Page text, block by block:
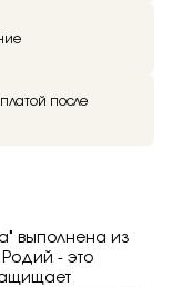
после
выполнена из
- это